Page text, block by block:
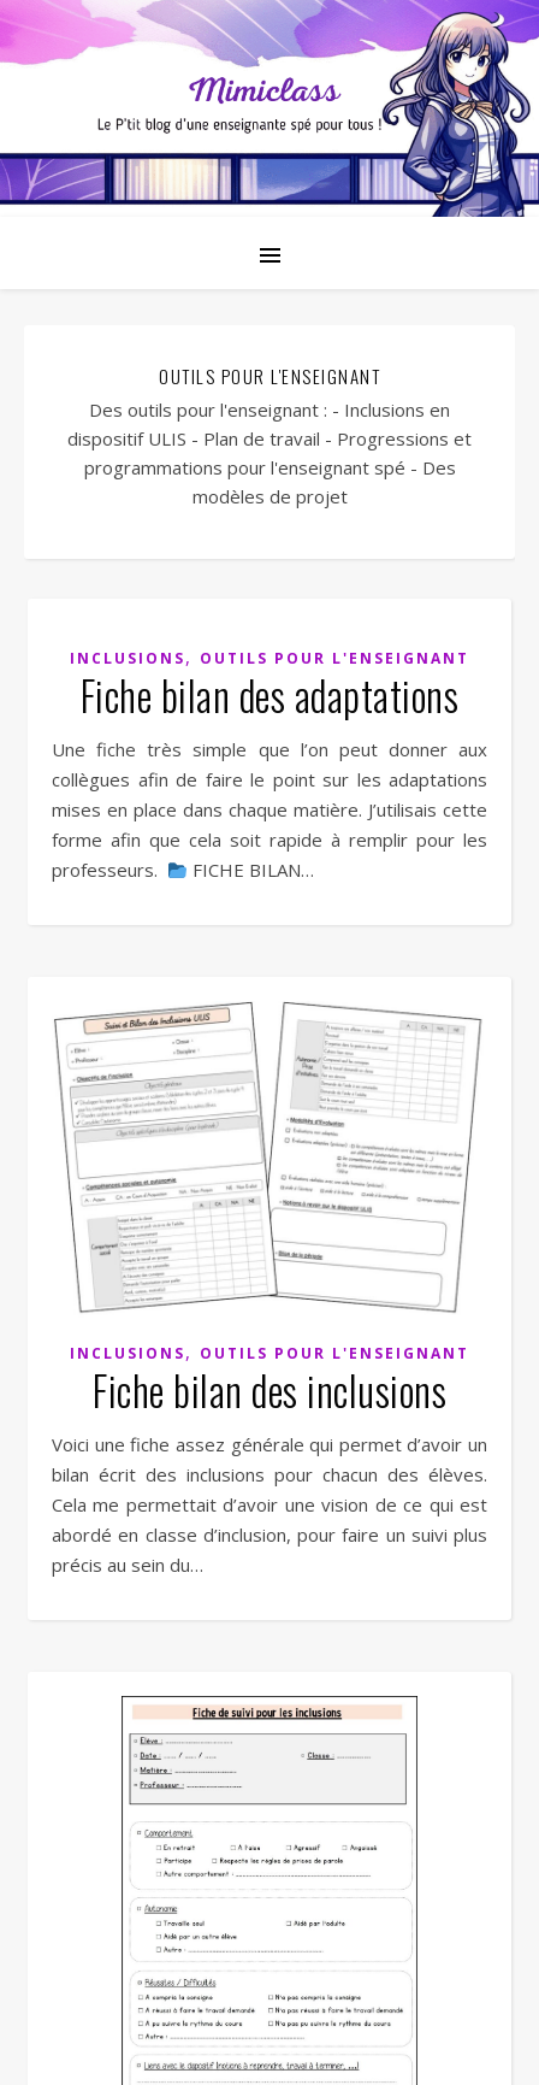
OUTILS POUR L'ENSEIGNANT
Des outils pour l'enseignant : - Inclusions en
dispositif ULIS - Plan de travail - Progressions et
programmations pour l'enseignant spé - Des
modèles de projet
INCLUSIONS, OUTILS POUR L'ENSEIGNANT
Fiche bilan des adaptations
Une fiche très simple que l’on peut donner aux
collègues afin de faire le point sur les adaptations
mises en place dans chaque matière. J’utilisais cette
forme afin que cela soit rapide à remplir pour les
professeurs.
FICHE BILAN…
INCLUSIONS, OUTILS POUR L'ENSEIGNANT
Fiche bilan des inclusions
Voici une fiche assez générale qui permet d’avoir un
bilan écrit des inclusions pour chacun des élèves.
Cela me permettait d’avoir une vision de ce qui est
abordé en classe d’inclusion, pour faire un suivi plus
précis au sein du…